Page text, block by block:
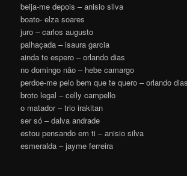
beija-me depois – anisio silva
boato- elza soares
juro – carlos augusto
palhaçada – isaura garcia
ainda te espero – orlando dias
no domingo não – hebe camargo
perdoe-me pelo bem que te quero – orlando dias
broto legal – celly campello
o matador – trio irakitan
ser só – dalva andrade
estou pensando em ti – anisio silva
esmeralda – jayme ferreira